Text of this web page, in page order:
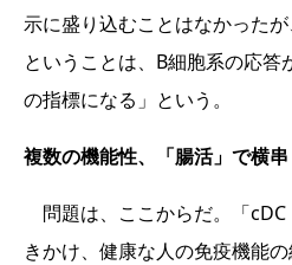
示に盛り込むことはなかった
ということは、B細胞系の応答
の指標になる」という。
複数の機能性、「腸活」で横串
問題は、ここからだ。「
きかけ、健康な人の免疫機能の